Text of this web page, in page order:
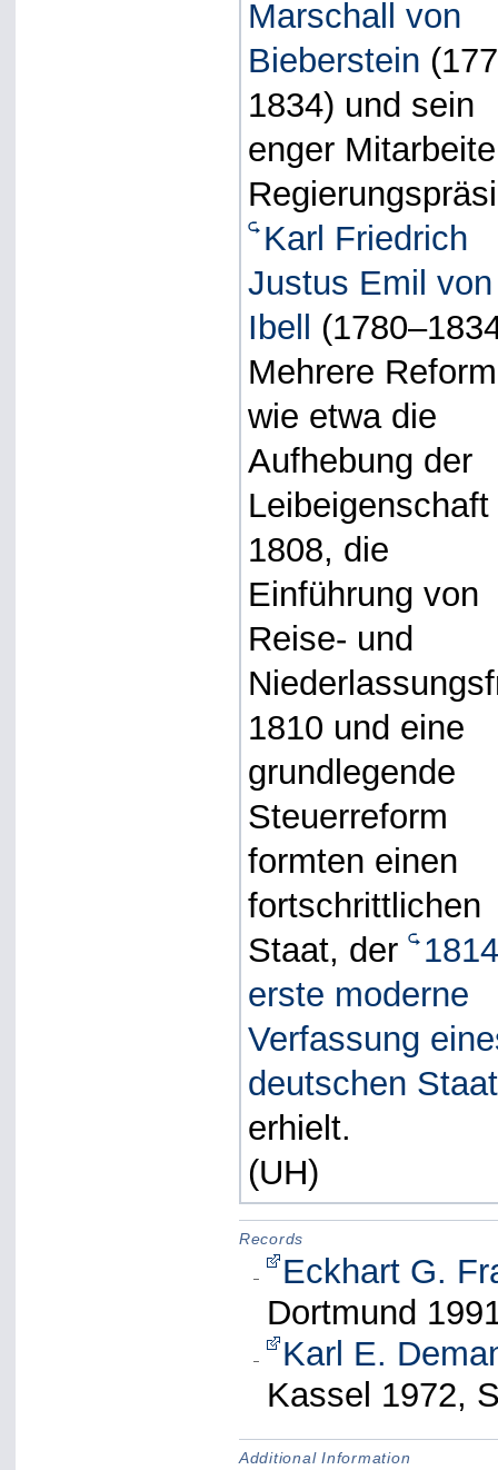
Marschall von
Bieberstein
1834) und sein
enger
Karl Friedrich
Justus Emil von
Ibell
Mehrere
wie etwa die
Aufhebung der
Leibeigenschaft
1808, die
Einführung von
Reise- und
1810 und eine
grundlegende
Steuerreform
formten einen
fortschrittlichen
Staat, der
erste moderne
Verfassung
deutschen
erhielt.
(UH)
Records
Eckhart G.
Dortmund
Karl E.
Kassel 1972,
Additional Information